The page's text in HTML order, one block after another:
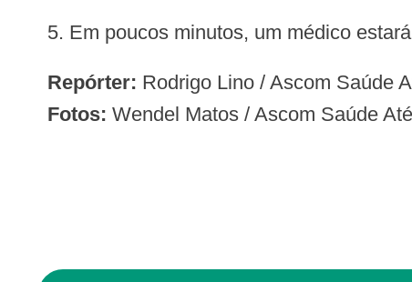
5. Em poucos minutos, um médico
Repórter: Rodrigo Lino / Ascom Saúde
Fotos: Wendel Matos / Ascom Saúde